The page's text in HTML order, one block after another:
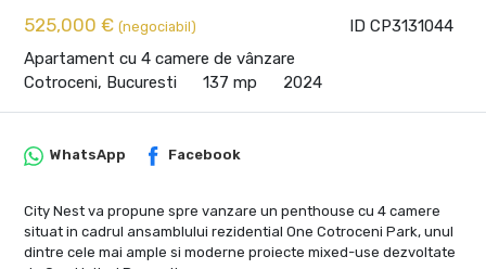
ID CP3131044
525,000 € (negociabil)
Apartament cu 4 camere de vânzare
Cotroceni, Bucuresti
137 mp 2024
WhatsApp Facebook
City Nest va propune spre vanzare un penthouse cu 4 camere
situat in cadrul ansamblului rezidential One Cotroceni Park, unul
dintre cele mai ample si moderne proiecte mixed-use dezvoltate